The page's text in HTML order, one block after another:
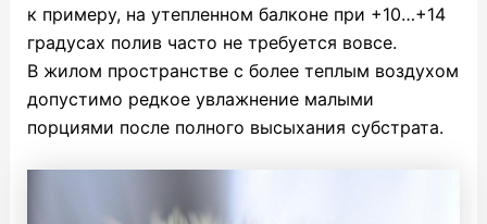
к примеру, на утепленном балконе при +10…+14
градусах полив часто не требуется вовсе.
В жилом пространстве с более теплым воздухом
допустимо редкое увлажнение малыми
порциями после полного высыхания субстрата.